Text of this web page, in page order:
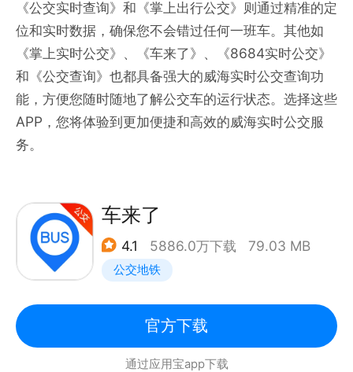
《公交实时查询》和《掌上出行公交》则通过精准的定
位和实时数据，确保您不会错过任何一班车。其他如
《掌上实时公交》、《车来了》、《8684实时公交》
和《公交查询》也都具备强大的威海实时公交查询功
能，方便您随时随地了解公交车的运行状态。选择这些
APP，您将体验到更加便捷和高效的威海实时公交服
务。
车来了
4.1 5886.0万下载 79.03 MB
公交地铁
官方下载
通过应用宝app下载